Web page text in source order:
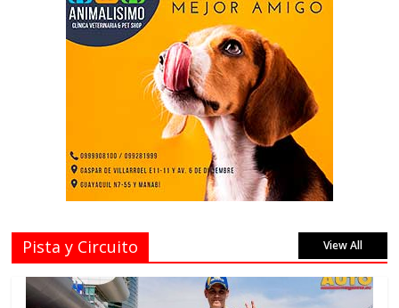
Pista y Circuito View All